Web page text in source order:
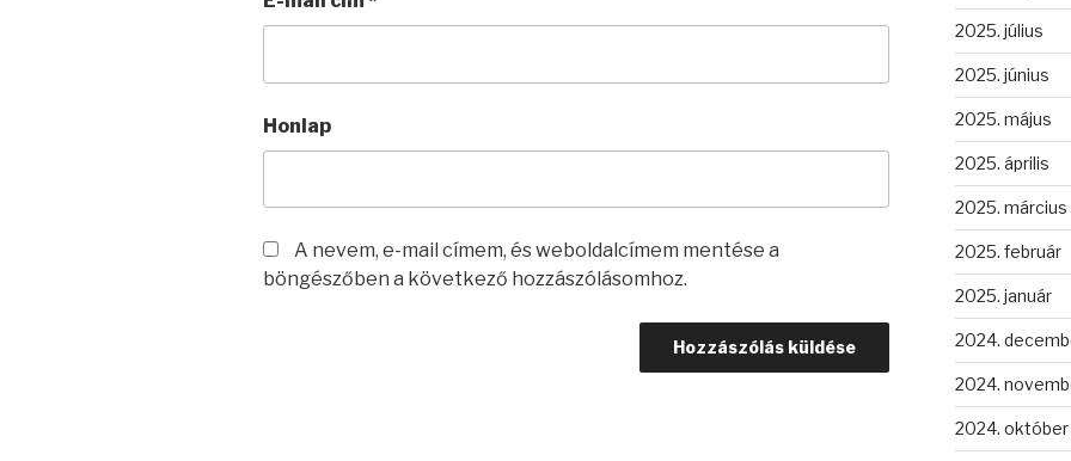
Honlap
A nevem, e-mail címem, és weboldalcímem mentése a
böngészőben a következő hozzászólásomhoz.
2025. július
2025. június
2025. május
2025. április
2025. március
2025. február
2025. január
2024.
2024.
2024. október